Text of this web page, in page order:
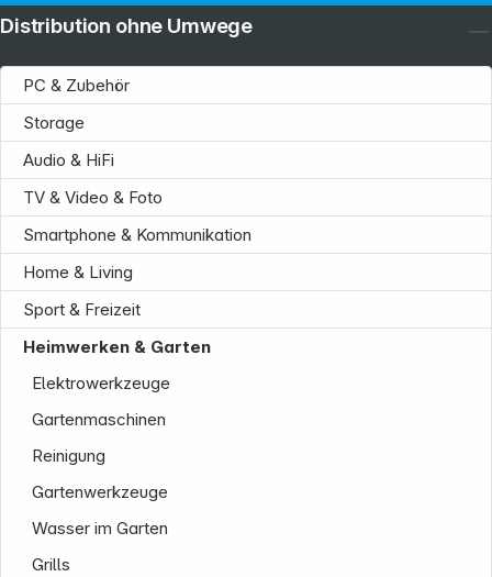
PC & Zubehör
Storage
Audio & HiFi
TV & Video & Foto
Smartphone & Kommunikation
Home & Living
Sport & Freizeit
Heimwerken & Garten
Elektrowerkzeuge
Gartenmaschinen
Reinigung
Gartenwerkzeuge
Wasser im Garten
Grills
Distribution ohne Umwege